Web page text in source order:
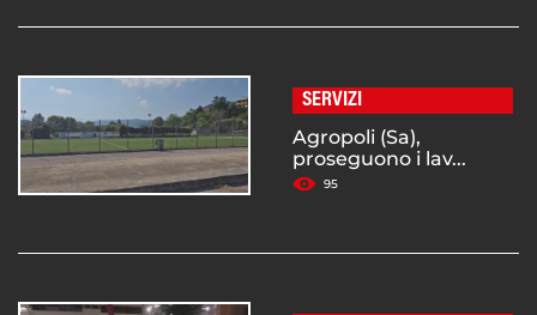
SERVIZI
Agropoli (Sa),
proseguono i lav...
95